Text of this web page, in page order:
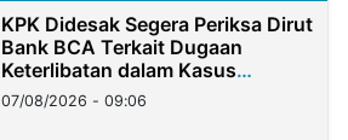
KPK Didesak Segera Periksa Dirut
Bank BCA Terkait Dugaan
Keterlibatan dalam Kasus
Hilangnya Dana Nasabah Rp2,58
Miliar
07/08/2026 - 09:06